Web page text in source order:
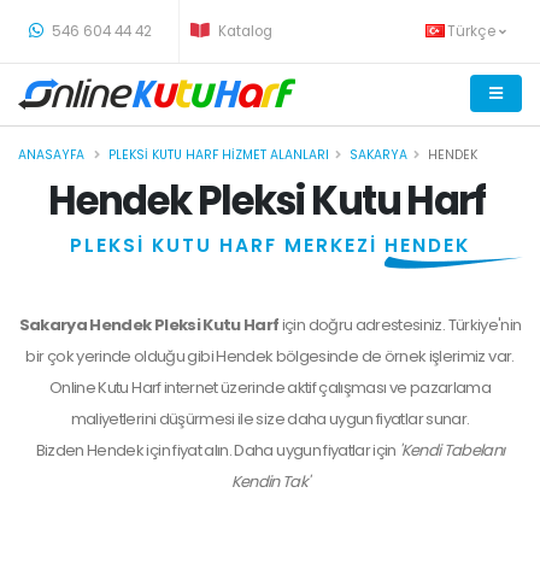
546 604 44 42 Katalog Türkçe
ANASAYFA PLEKSI KUTU HARF HIZMET ALANLARI SAKARYA HENDEK
Hendek Pleksi Kutu Harf
PLEKSİ KUTU HARF MERKEZİ HENDEK
Sakarya Hendek Pleksi Kutu Harfiçin doğru adrestesiniz. Türkiye'nin
bir çok yerinde olduğu gibi Hendek bölgesinde de örnek işlerimiz var.
Online Kutu Harf internet üzerinde aktif çalışması ve pazarlama
maliyetlerini düşürmesi ile size daha uygun fiyatlar sunar.
BizdenHendekiçin fiyat alın. Daha uygun fiyatlar için 'Kendi Tabelanı
Kendin Tak'